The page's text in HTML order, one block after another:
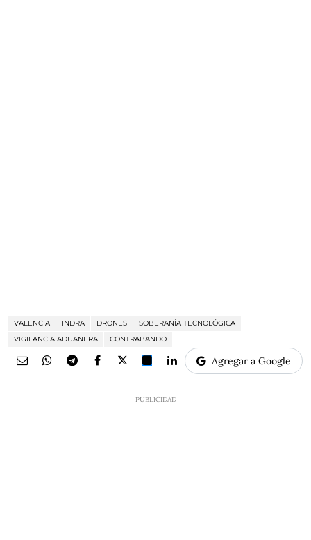
VALENCIA INDRA DRONES
SOBERANÍA TECNOLÓGICA
VIGILANCIA ADUANERA
CONTRABANDO
Agregar a Google